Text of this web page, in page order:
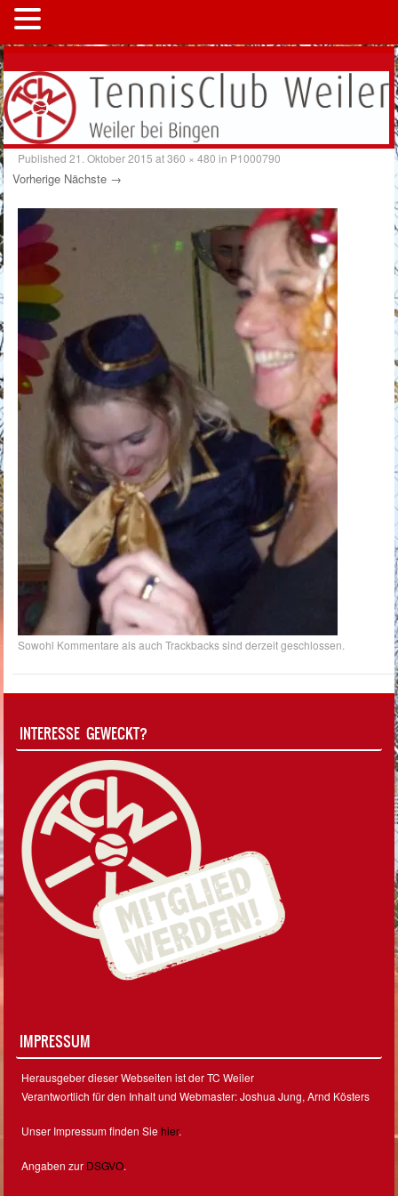
Published21. Oktober 2015 at360 × 480 in P1000790
Vorherige Nächste →
Sowohl Kommentare als auch Trackbacks sind derzeit geschlossen.
INTERESSE GEWECKT?
IMPRESSUM
Herausgeber dieser Webseiten ist der TC Weiler
Verantwortlich für den Inhalt und Webmaster: Joshua Jung, Arnd Kösters
Unser Impressum finden Siehier.
Angaben zur DSGVO.